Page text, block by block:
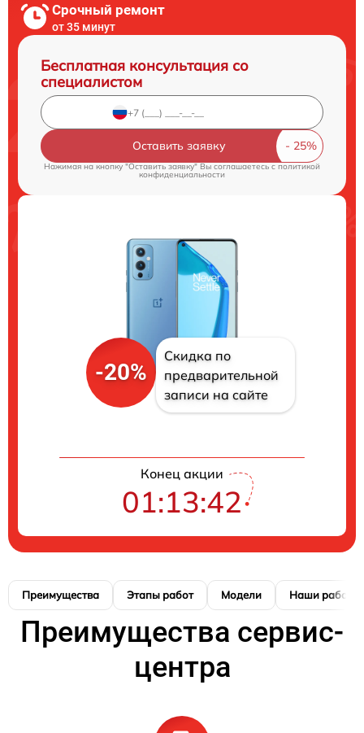
Срочный ремонт
от 35 минут
Бесплатная консультация со
специалистом
Оставить заявку
Нажимая на кнопку "Оставить заявку" Вы соглашаетесь c политикой
конфиденциальности
-20%
Скидка по
предварительной
записи на сайте
Конец акции
01:13:42
Преимущества Этапы работ Модели Наши работы
Преимущества сервис-
центра